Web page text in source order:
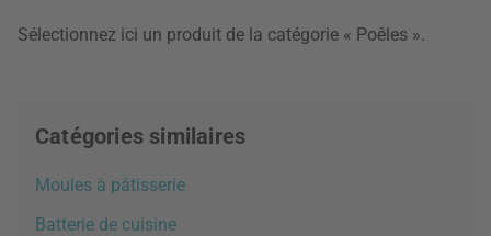
Sélectionnez ici un produit de la catégorie « Poêles ».
Catégories similaires
Moules à pâtisserie
Batterie de cuisine